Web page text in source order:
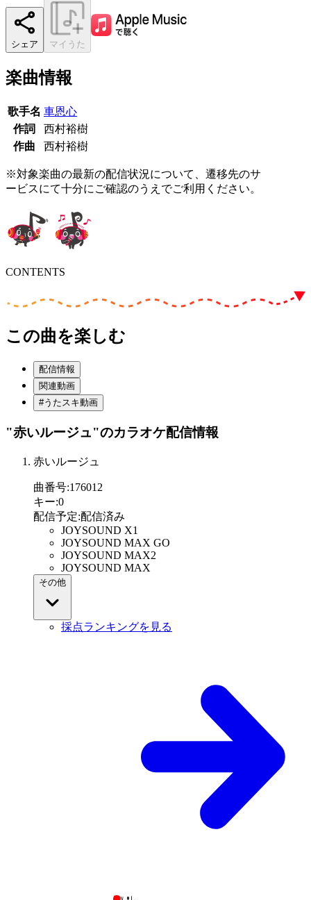
シェア マイうた
楽曲情報
歌手名 車恩心
作詞
西村裕樹
作曲
西村裕樹
※対象楽曲の最新の配信状況について、遷移先のサ
ービスにて十分にご確認のうえでご利用ください。
CONTENTS
この曲を楽しむ
配信情報
関連動画
#うたスキ動画
"赤いルージュ"のカラオケ配信情報
赤いルージュ
曲番号:176012
キー:0
配信予定:配信済み
JOYSOUND X1
JOYSOUND MAX GO
JOYSOUND MAX2
JOYSOUND MAX
その他
採点ランキングを見る